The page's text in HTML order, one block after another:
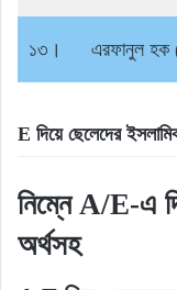
১৩। এরফানুল
E দিয়ে ছেলেদের
নিম্নে A/E-এ
অর্থসহ